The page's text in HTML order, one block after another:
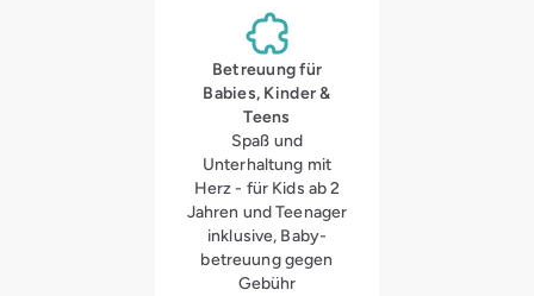
Betreuung für
Babies, Kinder &
Teens
Spaß und
Unterhaltung mit
Herz - für Kids ab 2
Jahren und Teenager
inklusive, Baby­
betreuung gegen
Gebühr